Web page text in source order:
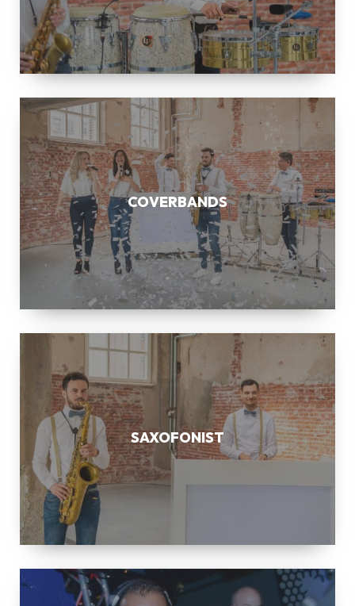
COVERBANDS
COVERBANDS
SAXOFONIST
SAXOFONIST
ALLROUND